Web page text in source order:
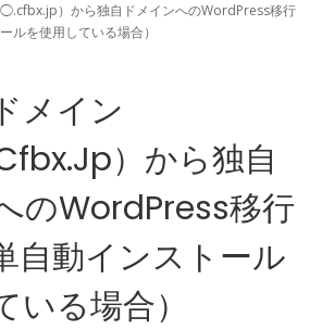
）から独自ドメインへのWordPress移行
ルを使用している場合）
メイン
）から独自
のWordPress移行
自動インストール
いる場合）